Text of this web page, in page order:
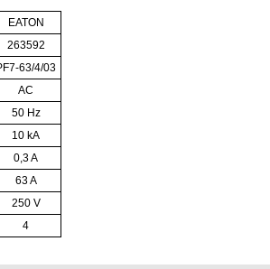
EATON
263592
63/4/03
AC
50 Hz
10 kA
0,3 A
63 A
250 V
4